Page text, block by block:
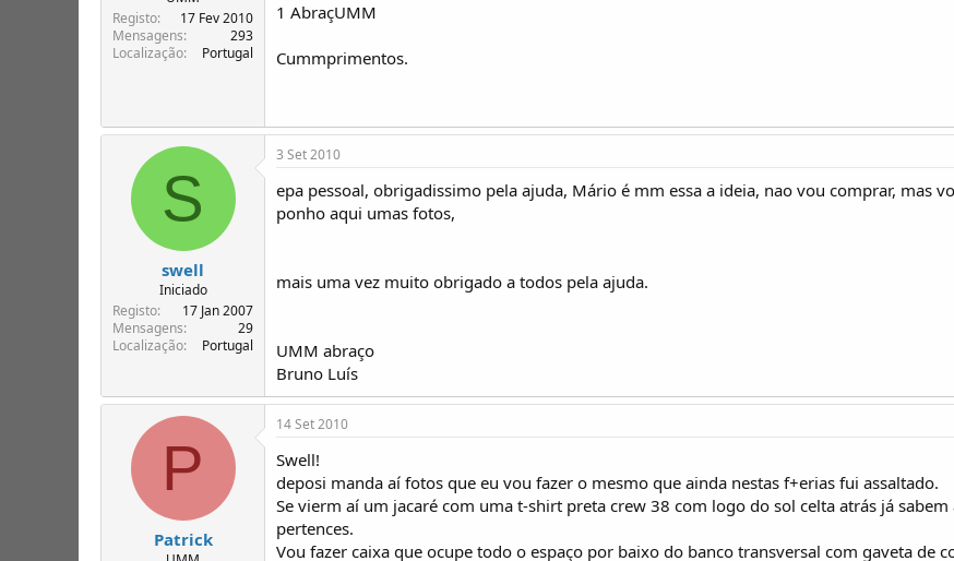
Registo
17 Fev 2010
Mensagens
293
Localização
Portugal
1 AbraçUMM
Cummprimentos.
S
swell
Iniciado
Registo
17 Jan 2007
Mensagens
29
Localização
Portugal
3 Set 2010
epa pessoal, obrigadissimo pela ajuda, Mário é mm essa a ideia, nao vou comprar, mas
ponho aqui umas fotos,
mais uma vez muito obrigado a todos pela ajuda.
UMM abraço
Bruno Luís
P
Patrick
14 Set 2010
Swell!
deposi manda aí fotos que eu vou fazer o mesmo que ainda nestas f+erias fui assaltado.
Se vierm aí um jacaré com uma t-shirt preta crew 38 com logo do sol celta atrás já
pertences.
Vou fazer caixa que ocupe todo o espaço por baixo do banco transversal com gaveta de